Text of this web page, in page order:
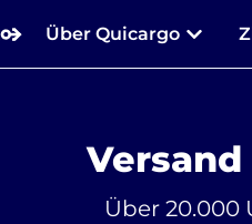
Über Quicargo
Versand
Über